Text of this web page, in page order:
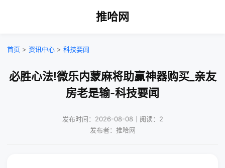
推哈网
首页 > 资讯中心 > 科技要闻
必胜心法!微乐内蒙麻将助赢神器购买_亲友
房老是输-科技要闻
发布时间：2026-08-08｜阅读：2
发布者：推哈网